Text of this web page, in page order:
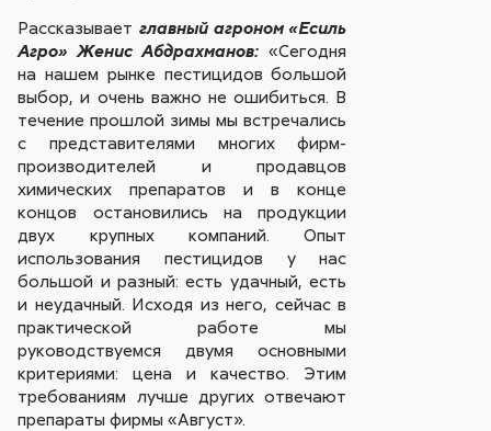
Рассказывает главный агроном «Есиль
Агро» Женис Абдрахманов: «Сегодня
на нашем рынке пестицидов большой
выбор, и очень важно не ошибиться. В
течение прошлой зимы мы встречались
с представителями многих фирм-
производителей и продавцов
химических препаратов и в конце
концов остановились на продукции
двух крупных компаний. Опыт
использования пестицидов у нас
большой и разный: есть удачный, есть
и неудачный. Исходя из него, сейчас в
практической работе мы
руководствуемся двумя основными
критериями: цена и качество. Этим
требованиям лучше других отвечают
препараты фирмы «Август».